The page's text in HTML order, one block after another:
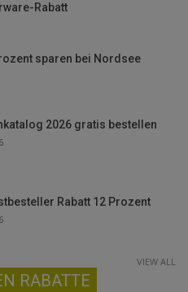
Rabatt
sparen bei Nordsee
2026 gratis bestellen
Rabatt 12 Prozent
VIEW ALL
RABATTE